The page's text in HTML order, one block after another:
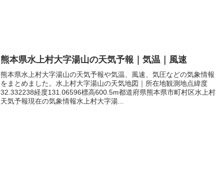
熊本県水上村大字湯山の天気予報｜気温｜風速
熊本県水上村大字湯山の天気予報や気温、風速、気圧などの気象情報
をまとめました。水上村大字湯山の天気地図｜所在地観測地点緯度
32.332238経度131.06596標高600.5m都道府県熊本県市町村区水上村
天気予報現在の気象情報水上村大字湯...